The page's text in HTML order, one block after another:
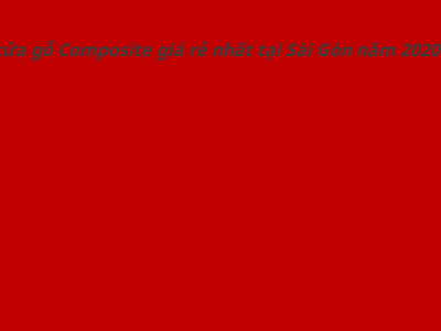
gỗ Composite giá rẻ nhất tại Sài Gòn năm 2020